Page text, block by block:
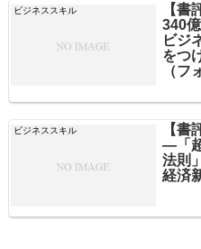
ビジネススキル
【書
340
ビジ
をつ
（フ
ビジネススキル
【書
―「
法則
経済